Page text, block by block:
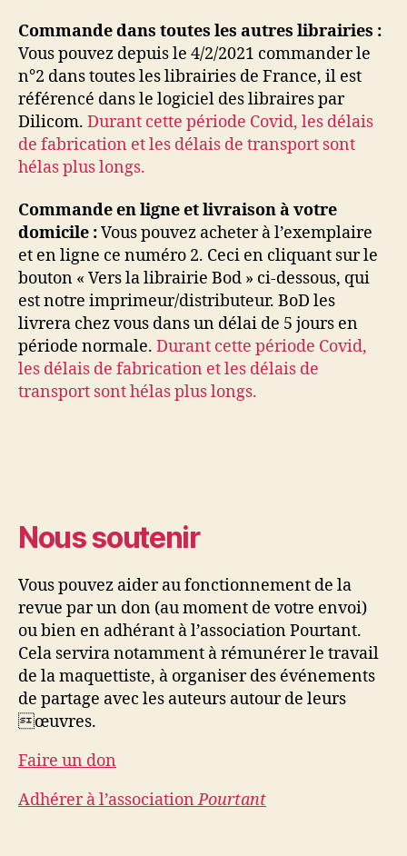
Commande dans toutes les autres librairies :
Vous pouvez depuis le 4/2/2021 commander le
n°2 dans toutes les librairies de France, il est
référencé dans le logiciel des libraires par
Dilicom. Durant cette période Covid, les délais
de fabrication et les délais de transport sont
hélas plus longs.
Commande en ligne et livraison à votre
domicile :Vous pouvez acheter à l’exemplaire
et en ligne ce numéro 2. Ceci en cliquant sur le
bouton « Vers la librairie Bod » ci-dessous, qui
est notre imprimeur/distributeur. BoD les
livrera chez vous dans un délai de 5 jours en
période normale. Durant cette période Covid,
les délais de fabrication et les délais de
transport sont hélas plus longs.
Nous soutenir
Vous pouvez aider au fonctionnement de la
revue par un don (au moment de votre envoi)
ou bien en adhérant à l’association Pourtant.
Cela servira notamment à rémunérer le travail
de la maquettiste, à organiser des événements
de partage avec les auteurs autour de leurs
œuvres.
Faire un don
Adhérer à l’associationPourtant